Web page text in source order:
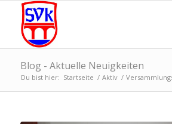
Blog - Aktuelle Neuigkeiten
Du bist hier: Startseite / Aktiv /